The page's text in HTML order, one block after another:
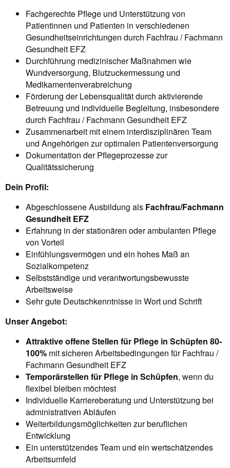
Fachgerechte Pflege und Unterstützung von
Patientinnen und Patienten in verschiedenen
Gesundheitseinrichtungen durch Fachfrau / Fachmann
Gesundheit EFZ
Durchführung medizinischer Maßnahmen wie
Wundversorgung, Blutzuckermessung und
Medikamentenverabreichung
Förderung der Lebensqualität durch aktivierende
Betreuung und individuelle Begleitung, insbesondere
durch Fachfrau / Fachmann Gesundheit EFZ
Zusammenarbeit mit einem interdisziplinären Team
und Angehörigen zur optimalen Patientenversorgung
Dokumentation der Pflegeprozesse zur
Qualitätssicherung
Dein Profil:
Abgeschlossene Ausbildung als Fachfrau/Fachmann
Gesundheit EFZ
Erfahrung in der stationären oder ambulanten Pflege
von Vorteil
Einfühlungsvermögen und ein hohes Maß an
Sozialkompetenz
Selbstständige und verantwortungsbewusste
Arbeitsweise
Sehr gute Deutschkenntnisse in Wort und Schrift
Unser Angebot:
Attraktive offene Stellen für Pflege in Schüpfen 80-
100% mit sicheren Arbeitsbedingungen für Fachfrau /
Fachmann Gesundheit EFZ
Temporärstellen für Pflege in Schüpfen, wenn du
flexibel bleiben möchtest
Individuelle Karriereberatung und Unterstützung bei
administrativen Abläufen
Weiterbildungsmöglichkeiten zur beruflichen
Entwicklung
Ein unterstützendes Team und ein wertschätzendes
Arbeitsumfeld